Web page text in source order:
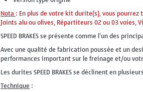
Nota: En plus de votre kit durite(s), vous pourrez
Joints alu ou olives, Répartiteurs 02 ou 03 voies,
SPEED BRAKES se présente comme l'un des
Avec une qualité de fabrication poussée et un
performances important sur le freinage et/ou
Les durites SPEED BRAKES se déclinent en
Technique: